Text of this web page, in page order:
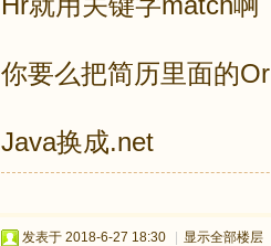
你要么把简历里面的
Java换成.net
发表于 2018-6-27 18:30 显示全部楼层